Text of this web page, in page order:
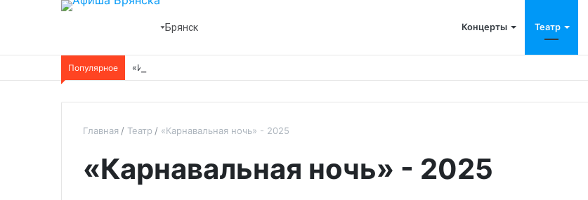
Брянск Концерты Театр
Популярное «Идеальная жена»
Главная Театр «Карнавальная ночь» - 2025
«Карнавальная ночь» - 2025